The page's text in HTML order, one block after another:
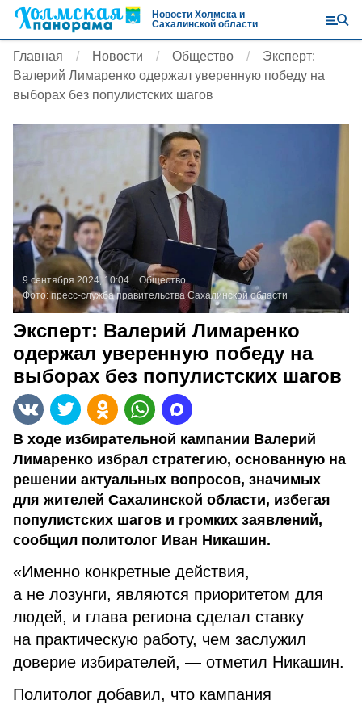
Новости Холмска и
Сахалинской области
Главная Новости Общество
Эксперт:
Валерий Лимаренко одержал уверенную победу на
выборах без популистских шагов
9 сентября 2024, 10:04
Общество
Фото:пресс-служба правительства Сахалинской области
Эксперт: Валерий Лимаренко
одержал уверенную победу на
выборах без популистских шагов
В ходе избирательной кампании Валерий
Лимаренко избрал стратегию, основанную на
решении актуальных вопросов, значимых
для жителей Сахалинской области, избегая
популистских шагов и громких заявлений,
сообщил политолог Иван Никашин.
«Именно конкретные действия,
а не лозунги, являются приоритетом для
людей, и глава региона сделал ставку
на практическую работу, чем заслужил
доверие избирателей, — отметил Никашин.
Политолог добавил, что кампания